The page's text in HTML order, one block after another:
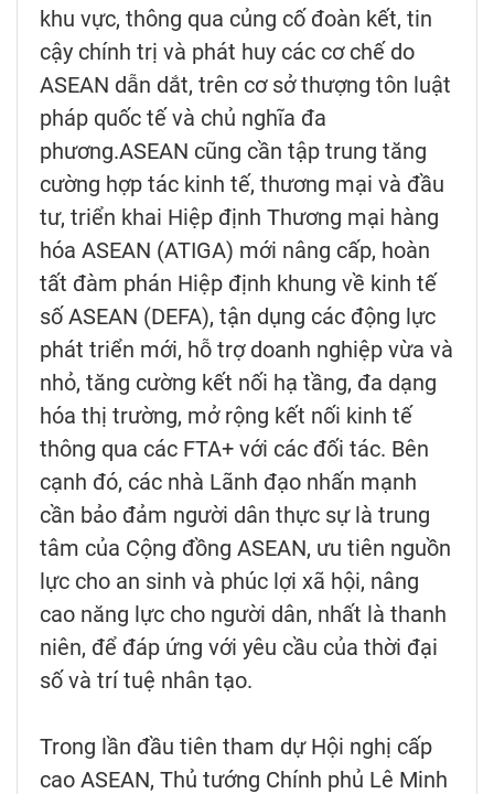
khu vực, thông qua củng cố đoàn kết, tin
cậy chính trị và phát huy các cơ chế do
ASEAN dẫn dắt, trên cơ sở thượng tôn luật
pháp quốc tế và chủ nghĩa đa
phương.ASEAN cũng cần tập trung tăng
cường hợp tác kinh tế, thương mại và đầu
tư, triển khai Hiệp định Thương mại hàng
hóa ASEAN (ATIGA) mới nâng cấp, hoàn
tất đàm phán Hiệp định khung về kinh tế
số ASEAN (DEFA), tận dụng các động lực
phát triển mới, hỗ trợ doanh nghiệp vừa và
nhỏ, tăng cường kết nối hạ tầng, đa dạng
hóa thị trường, mở rộng kết nối kinh tế
thông qua các FTA+ với các đối tác. Bên
cạnh đó, các nhà Lãnh đạo nhấn mạnh
cần bảo đảm người dân thực sự là trung
tâm của Cộng đồng ASEAN, ưu tiên nguồn
lực cho an sinh và phúc lợi xã hội, nâng
cao năng lực cho người dân, nhất là thanh
niên, để đáp ứng với yêu cầu của thời đại
số và trí tuệ nhân tạo.
Trong lần đầu tiên tham dự Hội nghị cấp
cao ASEAN, Thủ tướng Chính phủ Lê Minh